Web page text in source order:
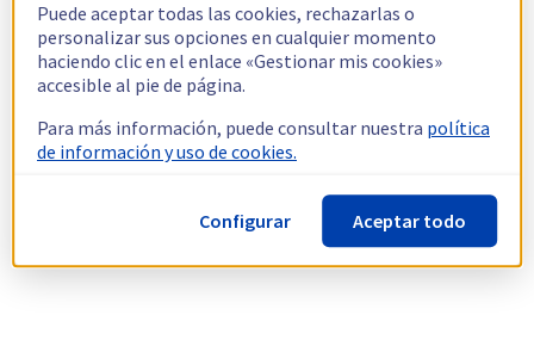
Puede aceptar todas las cookies, rechazarlas o
personalizar sus opciones en cualquier momento
haciendo clic en el enlace «Gestionar mis cookies»
accesible al pie de página.
Para más información, puede consultar nuestra política
de información y uso de cookies.
Configurar Aceptar todo